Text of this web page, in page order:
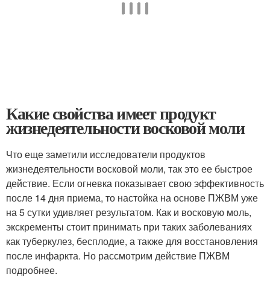
Какие свойства имеет продукт
жизнедеятельности восковой моли
Что еще заметили исследователи продуктов
жизнедеятельности восковой моли, так это ее быстрое
действие. Если огневка показывает свою эффективность
после 14 дня приема, то настойка на основе ПЖВМ уже
на 5 сутки удивляет результатом. Как и восковую моль,
экскременты стоит принимать при таких заболеваниях
как туберкулез, бесплодие, а также для восстановления
после инфаркта. Но рассмотрим действие ПЖВМ
подробнее.